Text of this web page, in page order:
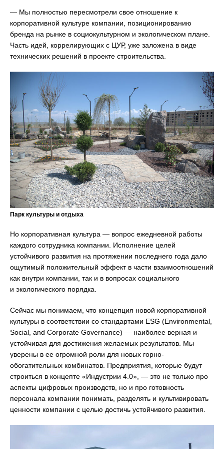
— Мы полностью пересмотрели свое отношение к
корпоративной культуре компании, позиционированию
бренда на рынке в социокультурном и экологическом плане.
Часть идей, коррелирующих с ЦУР, уже заложена в виде
технических решений в проекте строительства.
Парк культуры и отдыха
Но корпоративная культура — вопрос ежедневной работы
каждого сотрудника компании. Исполнение целей
устойчивого развития на протяжении последнего года дало
ощутимый положительный эффект в части взаимоотношений
как внутри компании, так и в вопросах социального
и экологического порядка.
Сейчас мы понимаем, что концепция новой корпоративной
культуры в соответствии со стандартами ESG (Environmental,
Social, and Corporate Governance) — наиболее верная и
устойчивая для достижения желаемых результатов. Мы
уверены в ее огромной роли для новых горно-
обогатительных комбинатов. Предприятия, которые будут
строиться в концепте «Индустрии 4.0», — это не только про
аспекты цифровых производств, но и про готовность
персонала компании понимать, разделять и культивировать
ценности компании с целью достичь устойчивого развития.